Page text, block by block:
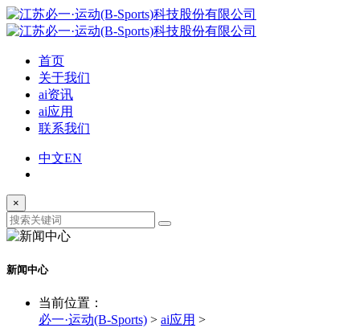
首页
关于我们
ai资讯
ai应用
联系我们
中文EN
×
新闻中心
当前位置：
必一·运动(B-Sports) > ai应用 >